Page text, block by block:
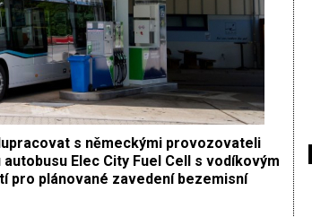
s německými provozovateli
Elec City Fuel Cell s vodíkovým
pro plánované zavedení bezemisní